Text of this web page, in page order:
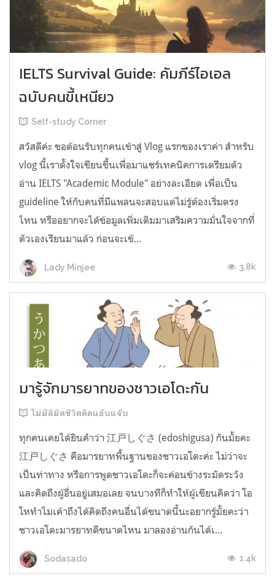
IELTS Survival Guide: คัมภีร์ไอเอล
ฉบับคนขี้เหนียว
Self-study Corner
สวัสดีค่ะ ขอต้อนรับทุกคนเข้าสู่ Vlog แรกของเราค่า สำหรับ
vlog นี้เราตั้งใจเขียนขึ้นเพื่อมาแชร์เทคนิคการเตรียมตัว
อ่าน IELTS "Academic Module" อย่างละเอียด เพื่อเป็น
guideline ให้กับคนที่มีแพลนจะสอบแต่ไม่รู้ต้องเริ่มตรง
ไหน หรืออยากจะได้ข้อมูลเพิ่มเติมมาเสริมความมั่นใจจากที่
ตัวเองเรียนมาแล้ว ก่อนจะเข้...
Lady Minjee 3.8k
มารู้จักมารยาทของชาวเอโดะกัน
ไม่มีลิมิตชีวิตติดแอ๊บแจ๊บ
ทุกคนเคยได้ยินคำว่า 江戸しぐさ (edoshigusa) กันมั้ยคะ
江戸しぐさ คือมารยาทพื้นฐานของชาวเอโดะค่ะ ไม่ว่าจะ
เป็นท่าทาง หรือการพูดชาวเอโดะก็จะค่อนข้างระมัดระวัง
และคิดถึงผู้อื่นอยู่เสมอเลย จนบางทีก็ทำให้ผู้เขียนคิดว่า โอ
โหทำไมเค้าถึงได้คิดถึงคนอื่นได้ขนาดนี้นะอยากรู้มั้ยคะว่า
ชาวเอโดะมารยาทดีขนาดไหน มาลองอ่านกันได้เ...
Sodasado 1.4k